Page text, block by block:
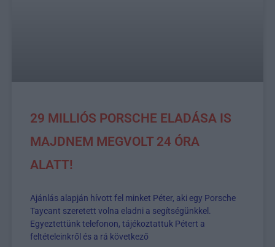
29 MILLIÓS PORSCHE ELADÁSA IS
MAJDNEM MEGVOLT 24 ÓRA
ALATT!
Ajánlás alapján hívott fel minket Péter, aki egy Porsche
Taycant szeretett volna eladni a segítségünkkel.
Egyeztettünk telefonon, tájékoztattuk Pétert a
feltételeinkről és a rá következő